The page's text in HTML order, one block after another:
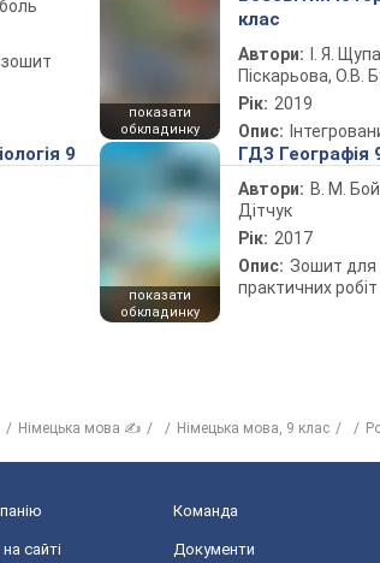
показати
обкладинку
клас
Автори:
І. Я.
Піскарьова, О.В.
Рік: 2019
Опис:
9
показати
обкладинку
ГДЗ Географія
Автори: В. М.
Дітчук
Рік: 2017
Опис: Зошит для
практичних робіт
Німецька мова ✍ Нiмецька мова, 9 клас
Команда
сайті Документи